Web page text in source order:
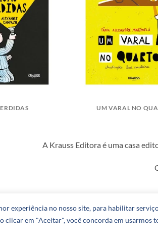
experiência no nosso site, para habilitar
clicar em "Aceitar", você concorda em
UM VARAL NO
A Krauss Editora é uma casa
BLOG